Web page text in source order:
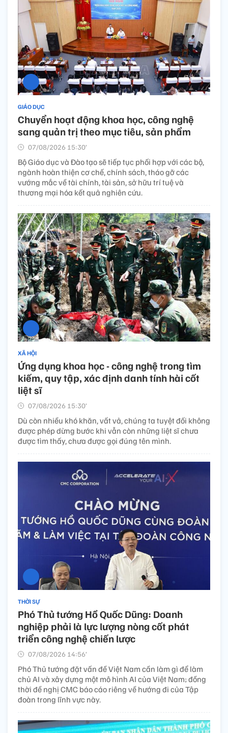
GIÁO DỤC
Chuyển hoạt động khoa học, công nghệ
sang quản trị theo mục tiêu, sản phẩm
07/08/2026 15:30’
Bộ Giáo dục và Đào tạo sẽ tiếp tục phối hợp với các bộ,
ngành hoàn thiện cơ chế, chính sách, tháo gỡ các
vướng mắc về tài chính, tài sản, sở hữu trí tuệ và
thương mại hóa kết quả nghiên cứu.
XÃ HỘI
Ứng dụng khoa học - công nghệ trong tìm
kiếm, quy tập, xác định danh tính hài cốt
liệt sĩ
07/08/2026 15:30’
Dù còn nhiều khó khăn, vất vả, chúng ta tuyệt đối không
được phép dừng bước khi vẫn còn những liệt sĩ chưa
được tìm thấy, chưa được gọi đúng tên mình.
THỜI SỰ
Phó Thủ tướng Hồ Quốc Dũng: Doanh
nghiệp phải là lực lượng nòng cốt phát
triển công nghệ chiến lược
07/08/2026 14:56’
Phó Thủ tướng đặt vấn đề Việt Nam cần làm gì để làm
chủ AI và xây dựng một mô hình AI của Việt Nam; đồng
thời đề nghị CMC báo cáo riêng về hướng đi của Tập
đoàn trong lĩnh vực này.